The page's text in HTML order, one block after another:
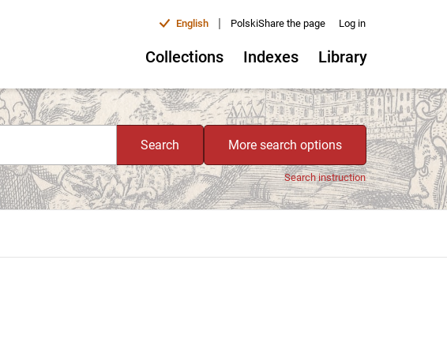
English | PolskiShare the page Log in
Collections Indexes Library
Search More search options
Search instruction